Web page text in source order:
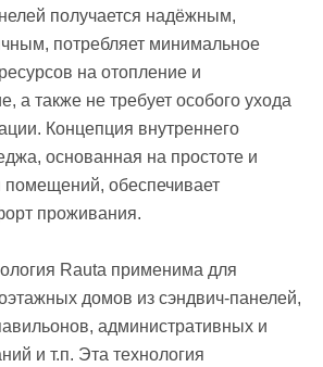
получается надёжным,
потребляет минимальное
на отопление и
а также не требует особого ухода
Концепция внутреннего
основанная на простоте и
помещений, обеспечивает
проживания.
Rauta применима для
домов из сэндвич-панелей,
административных и
и т.п. Эта технология